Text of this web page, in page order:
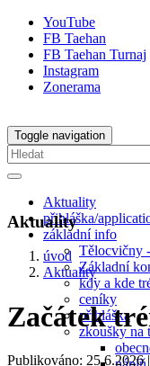
YouTube
FB Taehan
FB Taehan Turnaj
Instagram
Zonerama
Toggle navigation
Aktuality
přihláška/
základní info
Tělocvičny
Základní
kdy a kde
ceníky
přihláška
zkoušky na
Aktuality
úvod
Aktuality
Začátek
Publikováno: 25.6.2026